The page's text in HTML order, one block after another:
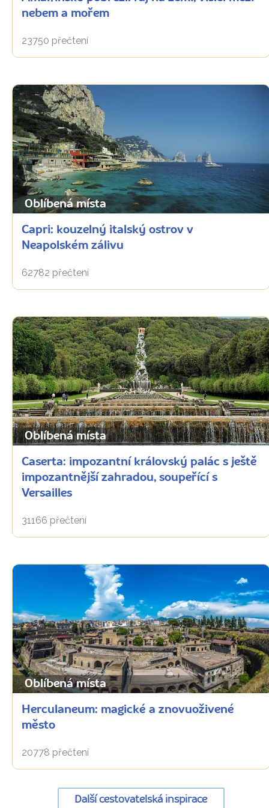
nebem a mořem
23750 přečtení
Oblíbená místa
Capri: kouzelný italský ostrov v
Neapolském zálivu
62782 přečtení
Oblíbená místa
Caserta: impozantní královský palác s ještě
impozantnější zahradou, soupeřící s
Versailles
31166 přečtení
Oblíbená místa
Herculaneum: magické a znovuoživené
město
20778 přečtení
Další cestovatelská inspirace